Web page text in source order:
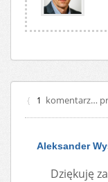
{ 1 komentarz…
Aleksander
Dziękuję